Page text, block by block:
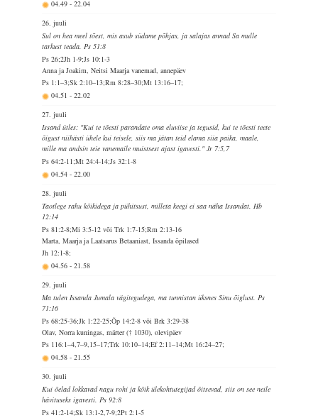
04.49-22.04
26. juuli
Sul on hea meel tõest, mis asub südame põhjas, ja salajas annad Sa mulle
tarkust teada. Ps 51:8
Ps 26;2Jh 1-9;Js 10:1-3
Anna ja Joakim, Neitsi Maarja vanemad, annepäev
Ps 1:1–3;Sk 2:10–13;Rm 8:28–30;Mt 13:16–17;
04.51-22.02
27. juuli
Issand ütles: "Kui te tõesti parandate oma eluviise ja tegusid, kui te tõesti teete
õigust niihästi ühele kui teisele, siis ma jätan teid elama siia paika, maale,
mille ma andsin teie vanemaile muistsest ajast igavesti." Jr 7:5,7
Ps 64:2-11;Mt 24:4-14;Js 32:1-8
04.54-22.00
28. juuli
Taotlege rahu kõikidega ja pühitsust, milleta keegi ei saa näha Issandat. Hb
12:14
Ps 81:2-8;Mi 3:5-12 või Trk 1:7-15;Rm 2:13-16
Marta, Maarja ja Laatsarus Betaaniast, Issanda õpilased
Jh 12:1-8;
04.56-21.58
29. juuli
Ma tulen Issanda Jumala vägitegudega, ma tunnistan üksnes Sinu õiglust. Ps
71:16
Ps 68:25-36;Jk 1:22-25;Õp 14:2-8 või Brk 3:29-38
Olav, Norra kuningas, märter († 1030), olevipäev
Ps 116:1–4,7–9,15–17;Trk 10:10–14;Ef 2:11–14;Mt 16:24–27;
04.58-21.55
30. juuli
Kui õelad lokkavad nagu rohi ja kõik ülekohtutegijad õitsevad, siis on see neile
hävituseks igavesti. Ps 92:8
Ps 41:2-14;Sk 13:1-2,7-9;2Pt 2:1-5